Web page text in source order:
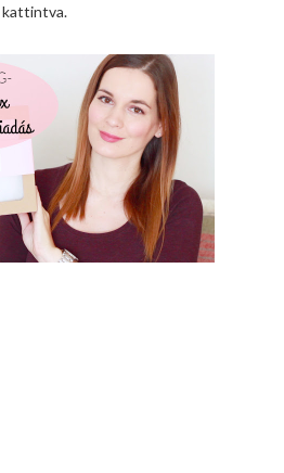
kattintva.